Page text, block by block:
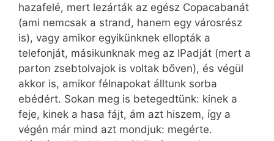
hazafelé, mert lezárták az egész Copacabanát
(ami nemcsak a strand, hanem egy városrész
is), vagy amikor egyikünknek ellopták a
telefonját, másikunknak meg az IPadját (mert a
parton zsebtolvajok is voltak bőven), és végül
akkor is, amikor félnapokat álltunk sorba
ebédért. Sokan meg is betegedtünk: kinek a
feje, kinek a hasa fájt, ám azt hiszem, így a
végén már mind azt mondjuk: megérte.